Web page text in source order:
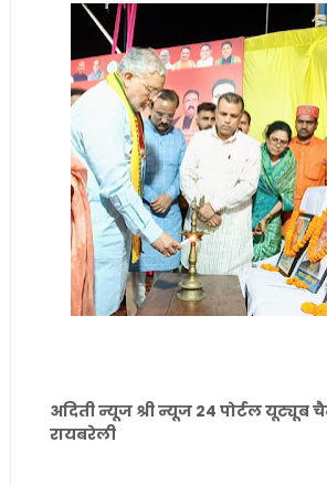
अदिती न्यूज श्री न्यूज 24 पोर्टल
रायबरेली